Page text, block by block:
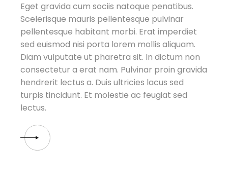
Eget gravida cum sociis natoque penatibus.
Scelerisque mauris pellentesque pulvinar
pellentesque habitant morbi. Erat imperdiet
sed euismod nisi porta lorem mollis aliquam.
Diam vulputate ut pharetra sit. In dictum non
consectetur a erat nam. Pulvinar proin gravida
hendrerit lectus a. Duis ultricies lacus sed
turpis tincidunt. Et molestie ac feugiat sed
lectus.